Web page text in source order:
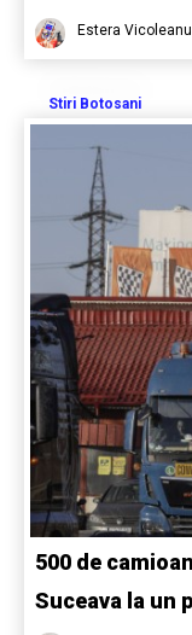
Estera Vicoleanu
Stiri Botosani
500 de
Suceava la un